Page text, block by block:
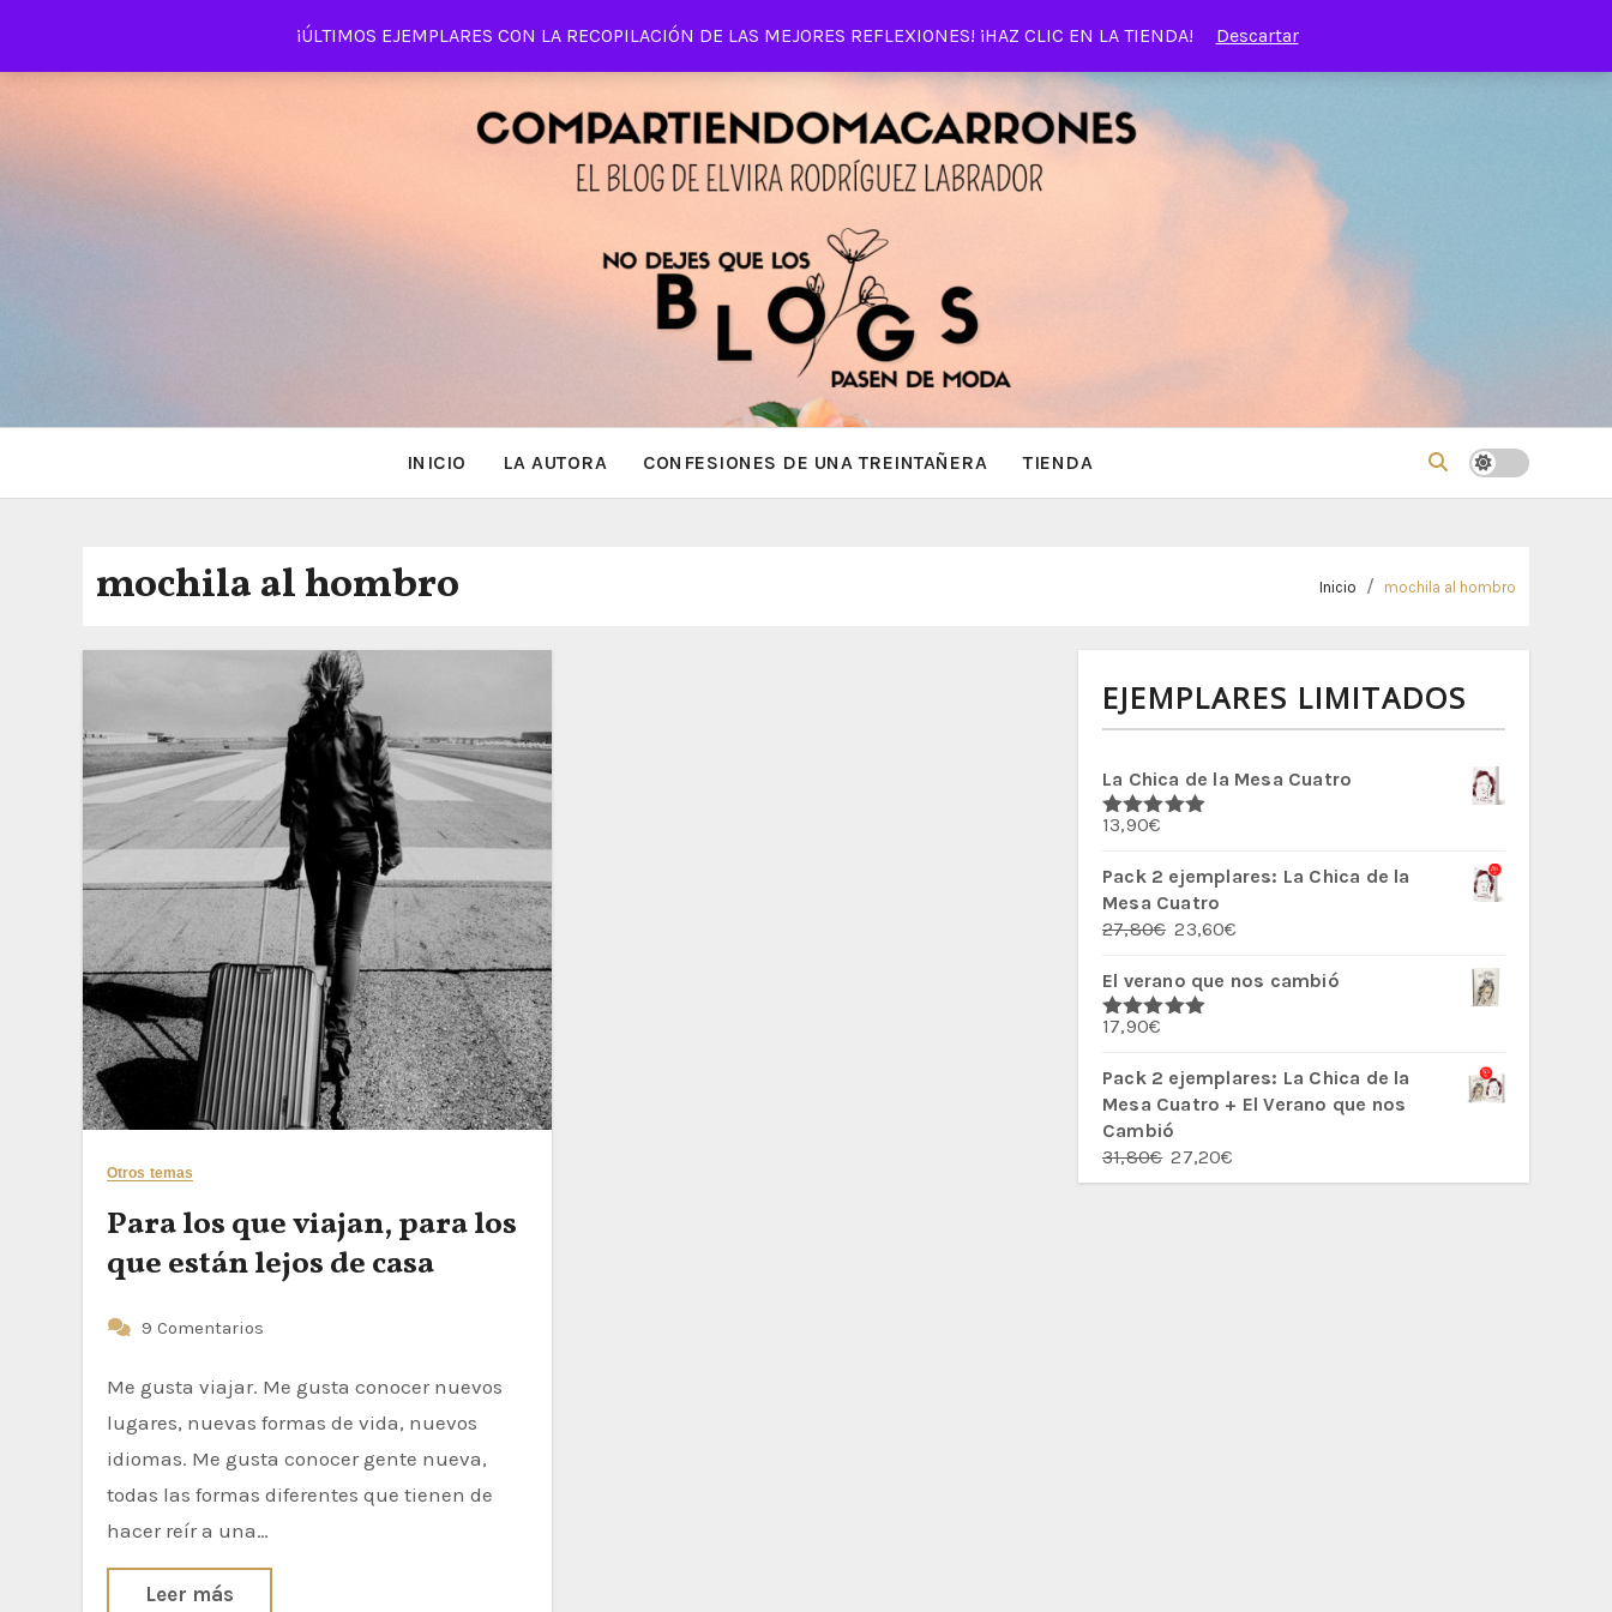
¡ÚLTIMOS EJEMPLARES CON LA RECOPILACIÓN DE LAS MEJORES REFLEXIONES! ¡HAZ CLIC EN LA TIENDA! Descartar
INICIO LA AUTORA CONFESIONES DE UNA TREINTAÑERA TIENDA
mochila al hombro Inicio mochila al hombro
Otros temas
Para los que viajan, para los
que están lejos de casa
9 Comentarios
Me gusta viajar. Me gusta conocer nuevos
lugares, nuevas formas de vida, nuevos
idiomas. Me gusta conocer gente nueva,
todas las formas diferentes que tienen de
hacer reír a una…
Leer más
EJEMPLARES LIMITADOS
La Chica de la Mesa Cuatro
Valorado
5
13,90€
Pack 2 ejemplares: La Chica de la
Mesa Cuatro
27,80€ El
original
era:
23,60€
actual
El verano que nos cambió
Valorado
5
17,90€
Pack 2 ejemplares: La Chica de la
Mesa Cuatro + El Verano que nos
Cambió
31,80€ El
precio
27,20€
precio